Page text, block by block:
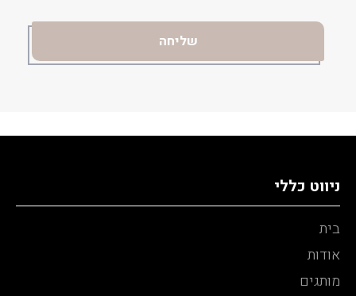
ניווט כללי
בית
אודות
מותגים